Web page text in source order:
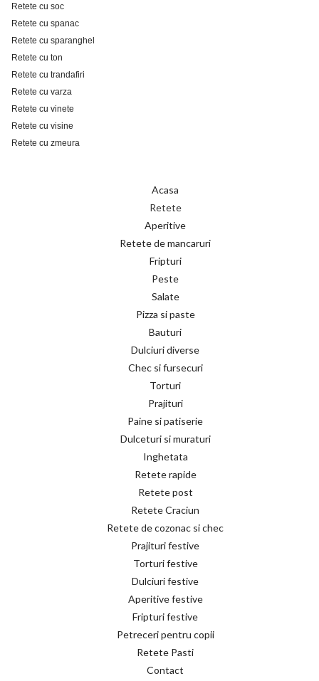
Retete cu soc
Retete cu spanac
Retete cu sparanghel
Retete cu ton
Retete cu trandafiri
Retete cu varza
Retete cu vinete
Retete cu visine
Retete cu zmeura
Acasa
Retete
Aperitive
Retete de mancaruri
Fripturi
Peste
Salate
Pizza si paste
Bauturi
Dulciuri diverse
Chec si fursecuri
Torturi
Prajituri
Paine si patiserie
Dulceturi si muraturi
Inghetata
Retete rapide
Retete post
Retete Craciun
Retete de cozonac si chec
Prajituri festive
Torturi festive
Dulciuri festive
Aperitive festive
Fripturi festive
Petreceri pentru copii
Retete Pasti
Contact